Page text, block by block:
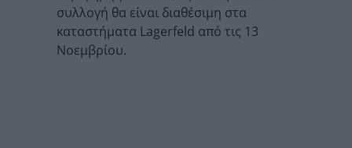
συλλογή θα είναι διαθέσιμη στα
καταστήματα Lagerfeld από τις 13
Νοεμβρίου.